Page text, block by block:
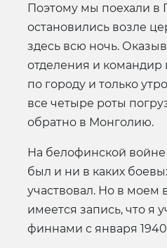
Поэтому мы поехали в
остановились возле
здесь всю ночь.
отделения и командир
по городу и только
все четыре роты
обратно в Монголию.
На белофинской войне
был и ни в каких
участвовал. Но в моем
имеется запись, что я
финнами с января 1940